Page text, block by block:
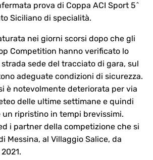
prova di Coppa ACI Sport 5^
Siciliano di specialità.
nei giorni scorsi dopo che gli
Competition hanno verificato lo
sede del tracciato di gara, sul
adeguate condizioni di sicurezza.
è notevolmente deteriorata per via
delle ultime settimane e quindi
un ripristino in tempi brevissimi.
i partner della competizione che si
Messina, al Villaggio Salice, da